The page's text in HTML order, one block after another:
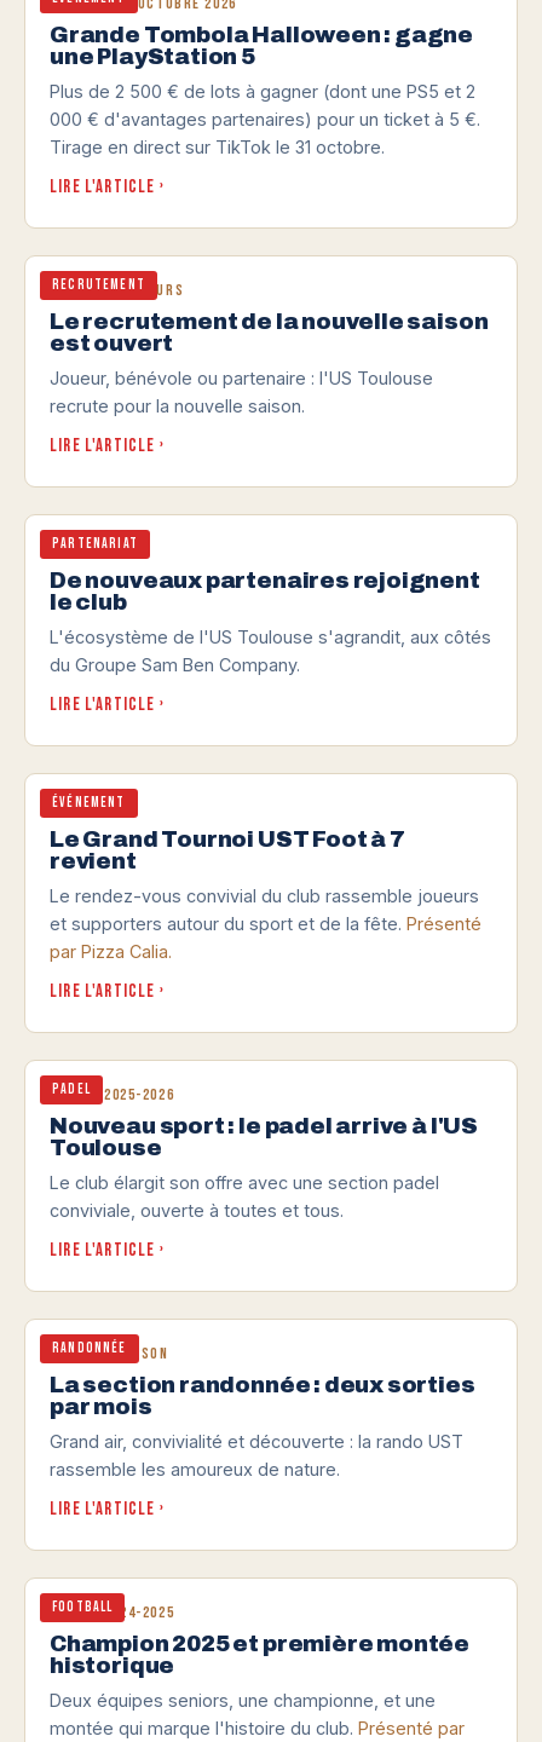
Grande Tombola Halloween : gagne
une PlayStation 5
Plus de 2 500 € de lots à gagner (dont une PS5 et 2
000 € d'avantages partenaires) pour un ticket à 5 €.
Tirage en direct sur TikTok le 31 octobre.
Lire l'article ›
Recrutement
Mercato en cours
Le recrutement de la nouvelle saison
est ouvert
Joueur, bénévole ou partenaire : l'US Toulouse
recrute pour la nouvelle saison.
Lire l'article ›
Partenariat
2026
De nouveaux partenaires rejoignent
le club
L'écosystème de l'US Toulouse s'agrandit, aux côtés
du Groupe Sam Ben Company.
Lire l'article ›
Événement
À venir
Le Grand Tournoi UST Foot à 7
revient
Le rendez-vous convivial du club rassemble joueurs
et supporters autour du sport et de la fête. Présenté
par Pizza Calia.
Lire l'article ›
Padel
Saison 2025-2026
Nouveau sport : le padel arrive à l'US
Toulouse
Le club élargit son offre avec une section padel
conviviale, ouverte à toutes et tous.
Lire l'article ›
Randonnée
Toute la saison
La section randonnée : deux sorties
par mois
Grand air, convivialité et découverte : la rando UST
rassemble les amoureux de nature.
Lire l'article ›
Football
Saison 2024-2025
Champion 2025 et première montée
historique
Deux équipes seniors, une championne, et une
montée qui marque l'histoire du club. Présenté par